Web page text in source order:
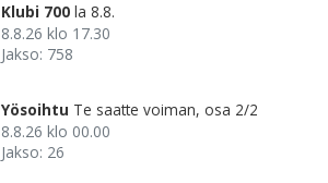
Klubi 700 la 8.8.
8.8.26 klo 17.30
Jakso: 758
Yösoihtu Te saatte voiman, osa 2/2
8.8.26 klo 00.00
Jakso: 26